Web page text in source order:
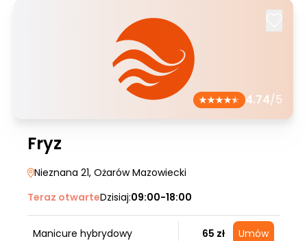
4.74/5
Fryz
Nieznana 21, Ożarów Mazowiecki
Teraz otwarteDzisiaj:09:00-18:00
Manicure hybrydowy 65 zł Umów